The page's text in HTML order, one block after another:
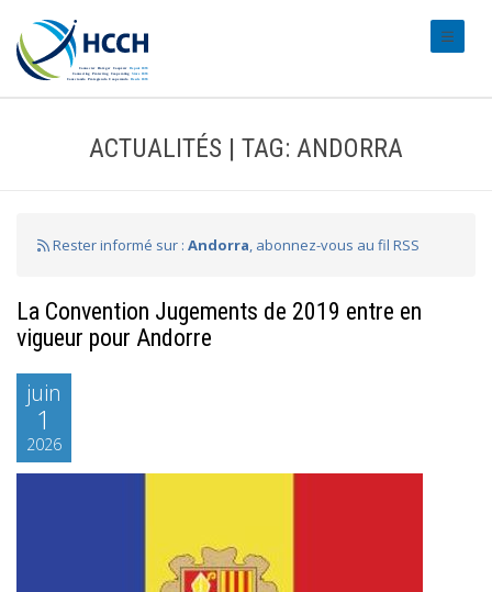
ACTUALITÉS | TAG: ANDORRA
Rester informé sur :Andorra, abonnez-vous au fil RSS
La Convention Jugements de 2019 entre en
vigueur pour Andorre
juin
1
2026